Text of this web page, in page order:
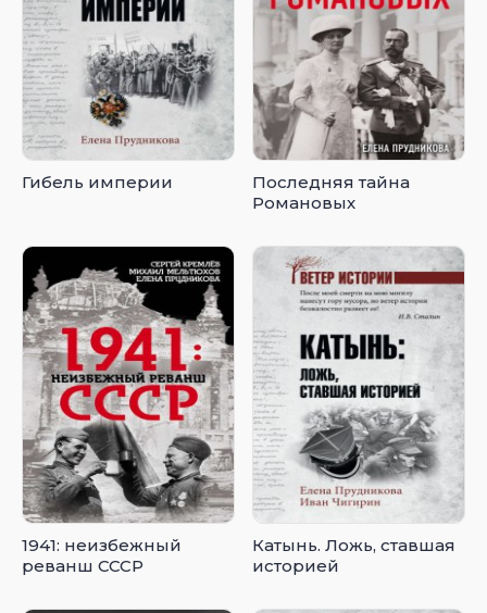
Гибель империи
Последняя тайна
Романовых
1941: неизбежный
реванш СССР
Катынь. Ложь, ставшая
историей